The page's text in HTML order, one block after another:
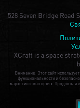
528 Seven Bridge Road
XCraft is a space
Внимание: Этот сайт
функциональности и
маркетинговых целях. Продолжая